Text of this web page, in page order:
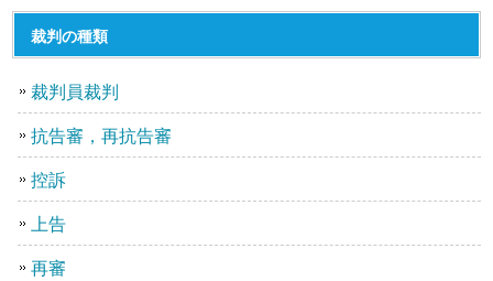
裁判の種類
裁判員裁判
抗告審，再抗告審
控訴
上告
再審